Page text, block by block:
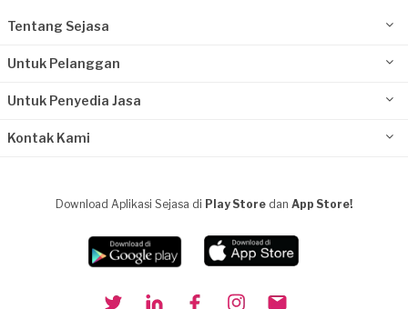
Tentang Sejasa
Untuk Pelanggan
Untuk Penyedia Jasa
Kontak Kami
Download Aplikasi Sejasa di Play Store dan App Store!